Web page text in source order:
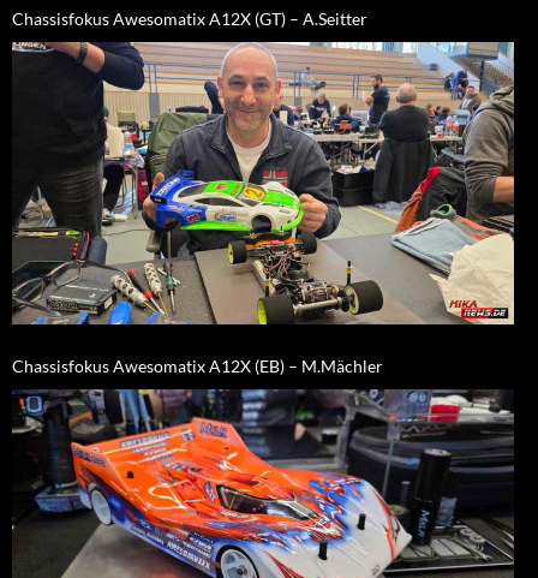
Chassisfokus Awesomatix A12X (GT) – A.Seitter
Chassisfokus Awesomatix A12X (EB) – M.Mächler